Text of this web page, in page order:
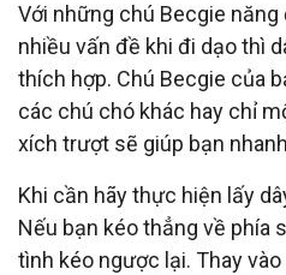
Với những chú Becgie
nhiều vấn đề khi đi dạo thì
thích hợp. Chú Becgie của
các chú chó khác hay chỉ
xích trượt sẽ giúp bạn
Khi cần hãy thực hiện lấy
Nếu bạn kéo thẳng về phía
tình kéo ngược lại. Thay